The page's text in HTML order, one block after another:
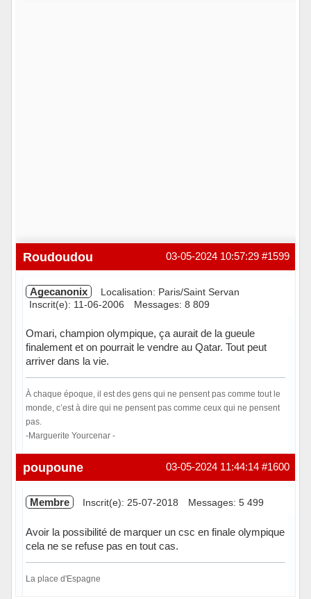
#1599
03-05-2024 10:57:29
Roudoudou
Agecanonix
Localisation: Paris/Saint Servan
Inscrit(e): 11-06-2006
Messages: 8 809
Omari, champion olympique, ça aurait de la gueule
finalement et on pourrait le vendre au Qatar. Tout peut
arriver dans la vie.
À chaque époque, il est des gens qui ne pensent pas comme tout le
monde, c’est à dire qui ne pensent pas comme ceux qui ne pensent
pas.
-Marguerite Yourcenar -
Hors ligne #1600
03-05-2024 11:44:14
poupoune
Membre Inscrit(e): 25-07-2018 Messages: 5 499
Avoir la possibilité de marquer un csc en finale olympique
cela ne se refuse pas en tout cas.
La place d'Espagne